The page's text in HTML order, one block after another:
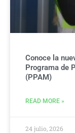
Conoce la
Programa de
(PPAM)
READ MORE »
24 julio, 2026